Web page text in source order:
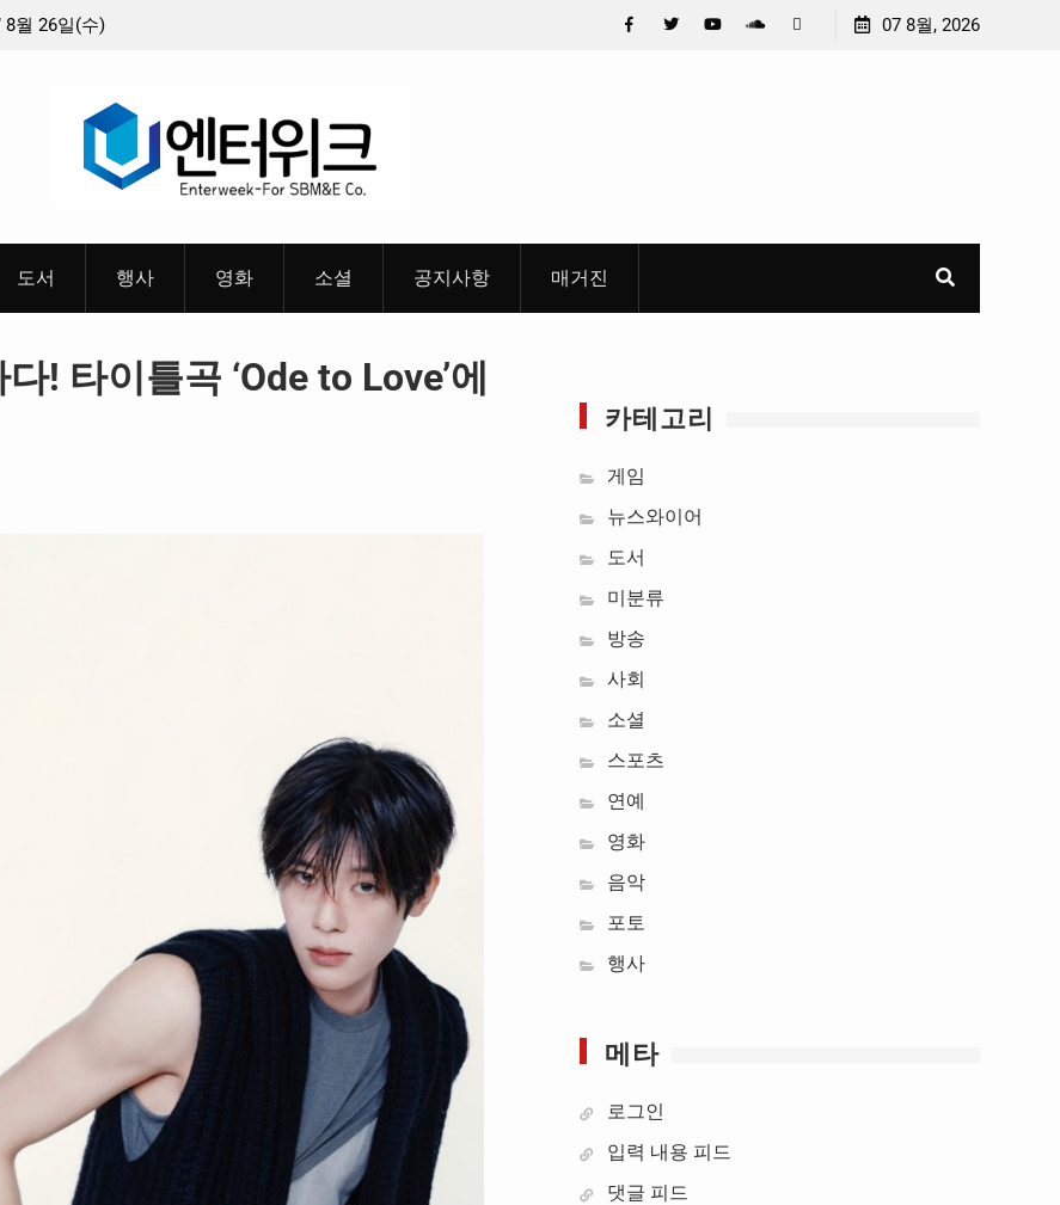
8월 26일(수)
중요 메일메일 제목정준호 의원, 축구협회 슬그머니 만
07 8월, 2026
도서 행사 영화 소셜 공지사항 매거진
! 타이틀곡 ‘Ode to Love’에
카테고리
게임
뉴스와이어
도서
미분류
방송
사회
소셜
스포츠
연예
영화
음악
포토
행사
메타
로그인
입력 내용 피드
댓글 피드